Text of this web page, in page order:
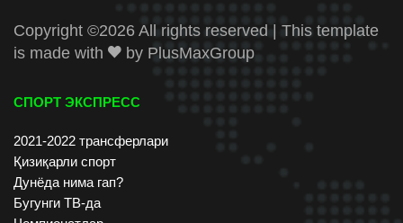
Copyright ©2026 All rights reserved | This template
is made with
by PlusMaxGroup
СПОРТ ЭКСПРЕСС
2021-2022 трансферлари
Қизиқарли спорт
Дунёда нима гап?
Бугунги ТВ-да